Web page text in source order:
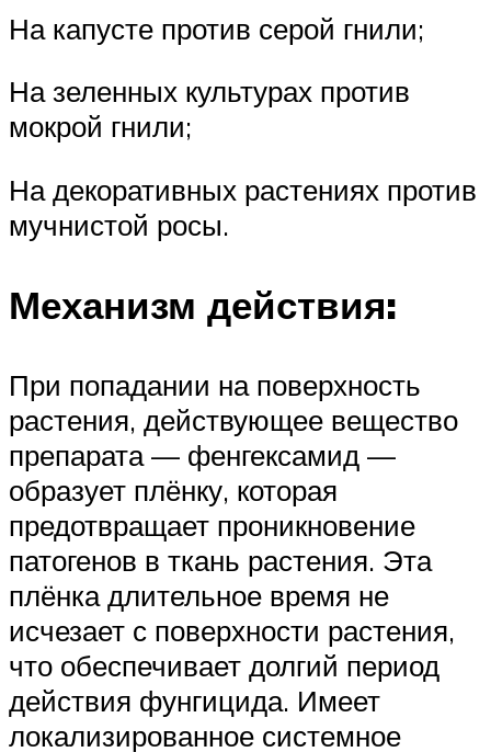
На капусте против серой гнили;
На зеленных культурах против
мокрой гнили;
На декоративных растениях против
мучнистой росы.
Механизм действия:
При попадании на поверхность
растения, действующее вещество
препарата — фенгексамид —
образует плёнку, которая
предотвращает проникновение
патогенов в ткань растения. Эта
плёнка длительное время не
исчезает с поверхности растения,
что обеспечивает долгий период
действия фунгицида. Имеет
локализированное системное